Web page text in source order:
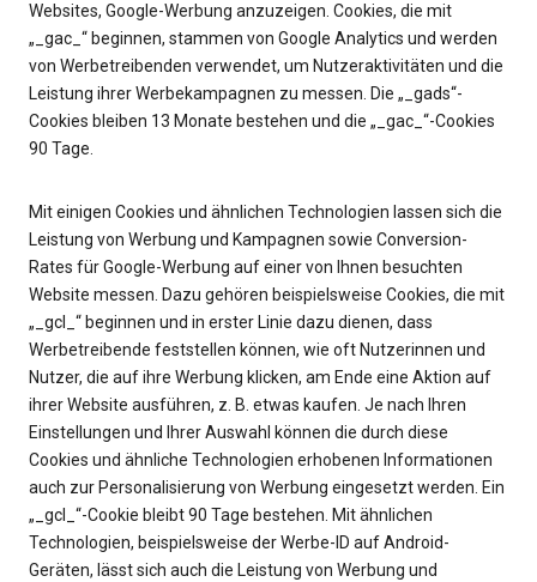
Websites, Google-Werbung anzuzeigen. Cookies, die mit
„_gac_“ beginnen, stammen von Google Analytics und werden
von Werbetreibenden verwendet, um Nutzeraktivitäten und die
Leistung ihrer Werbekampagnen zu messen. Die „_gads“-
Cookies bleiben 13 Monate bestehen und die „_gac_“-Cookies
90 Tage.
Mit einigen Cookies und ähnlichen Technologien lassen sich die
Leistung von Werbung und Kampagnen sowie Conversion-
Rates für Google-Werbung auf einer von Ihnen besuchten
Website messen. Dazu gehören beispielsweise Cookies, die mit
„_gcl_“ beginnen und in erster Linie dazu dienen, dass
Werbetreibende feststellen können, wie oft Nutzerinnen und
Nutzer, die auf ihre Werbung klicken, am Ende eine Aktion auf
ihrer Website ausführen, z. B. etwas kaufen. Je nach Ihren
Einstellungen und Ihrer Auswahl können die durch diese
Cookies und ähnliche Technologien erhobenen Informationen
auch zur Personalisierung von Werbung eingesetzt werden. Ein
„_gcl_“-Cookie bleibt 90 Tage bestehen. Mit ähnlichen
Technologien, beispielsweise der Werbe-ID auf Android-
Geräten, lässt sich auch die Leistung von Werbung und